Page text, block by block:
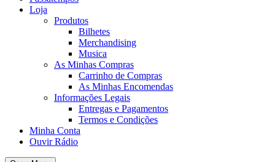
Loja
Produtos
Bilhetes
Merchandising
Musica
As Minhas Compras
Carrinho de Compras
As Minhas Encomendas
Informações Legais
Entregas e Pagamentos
Termos e Condições
Minha Conta
Ouvir Rádio